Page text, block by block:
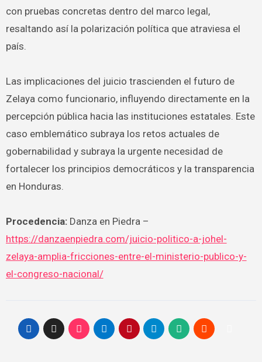
con pruebas concretas dentro del marco legal,
resaltando así la polarización política que atraviesa el
país.
Las implicaciones del juicio trascienden el futuro de
Zelaya como funcionario, influyendo directamente en la
percepción pública hacia las instituciones estatales. Este
caso emblemático subraya los retos actuales de
gobernabilidad y subraya la urgente necesidad de
fortalecer los principios democráticos y la transparencia
en Honduras.
Procedencia:Danza en Piedra –
https://danzaenpiedra.com/juicio-politico-a-johel-
zelaya-amplia-fricciones-entre-el-ministerio-publico-y-
el-congreso-nacional/